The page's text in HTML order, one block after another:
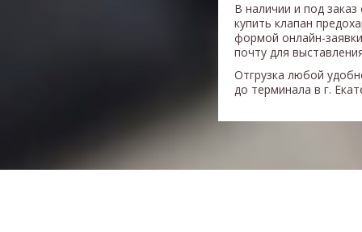
В наличии и под
купить клапан
формой онлайн-
почту для
Отгрузка любой
до терминала в г.